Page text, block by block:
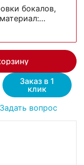
бокалов,
Spiegelau
Заказ в 1
клик
Задать вопрос